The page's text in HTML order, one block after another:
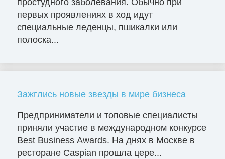
простудного заболевания. Обычно при
первых проявлениях в ход идут
специальные леденцы, пшикалки или
полоска...
Зажглись новые звезды в мире бизнеса
Предприниматели и топовые специалисты
приняли участие в международном конкурсе
Best Business Awards. На днях в Москве в
ресторане Caspian прошла цере...